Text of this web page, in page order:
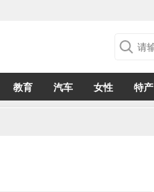
教育 汽车 女性 特产